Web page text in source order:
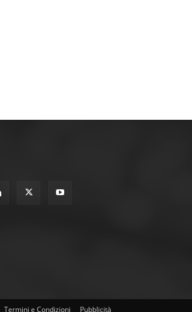
Termini e Condizioni Pubblicità